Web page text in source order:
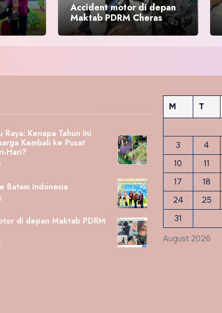
Accident motor di depan
Maktab PDRM Cheras
Raya: Kenapa Tahun Ini
Kembali ke Pusat
Hari?
Batam Indonesia
di depan Maktab PDRM
August 2026
M T
3
4
10
11
17
18
24
25
31